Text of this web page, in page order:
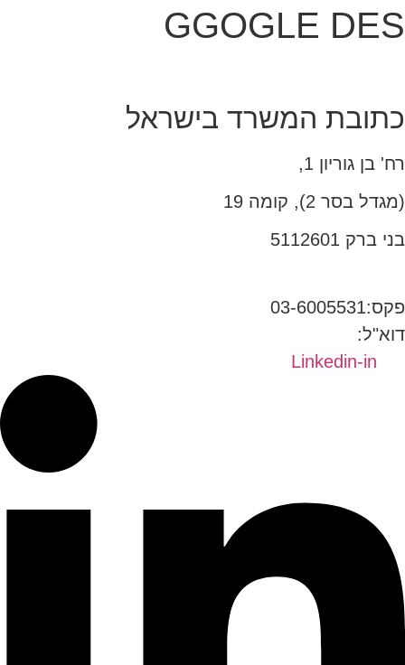
GGOGLE DES
כתובת המשרד בישראל
רח' בן גוריון 1,
(מגדל בסר 2), קומה 19
בני ברק 5112601
פקס:03-6005531
דוא"ל:
Linkedin-in